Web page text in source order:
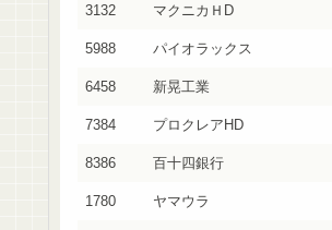
3132 マクニカＨD
5988 パイオラックス
6458 新晃工業
7384 プロクレアHD
8386 百十四銀行
1780 ヤマウラ